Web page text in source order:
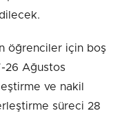
öğrenciler için boş
26 Ağustos
ve nakil
süreci 28